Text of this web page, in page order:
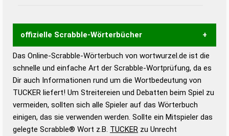
offizielle Scrabble-Wörterbücher
Wortwurzel liefert mit Hilfe eines semantischen
Wortanalyse-Algorithmus gute Anhaltspunkte zu
Wortbedeutung, Worttrennung und Wortform, um die
Gültigkeit eines Wortes für das Scrabble-Spiel zu
bestimmen!
zugelassene Turnier Scrabble-
Wörterbücher sind:
Das Online-Scrabble-Wörterbuch von wortwurzel.de ist die
schnelle und einfache Art der Scrabble-Wortprüfung, da es
Dir auch Informationen rund um die Wortbedeutung von
TUCKER liefert! Um Streitereien und Debatten beim Spiel zu
vermeiden, sollten sich alle Spieler auf das Wörterbuch
einigen, das sie verwenden werden. Sollte ein Mitspieler das
gelegte Scrabble® Wort z.B. TUCKER zu Unrecht